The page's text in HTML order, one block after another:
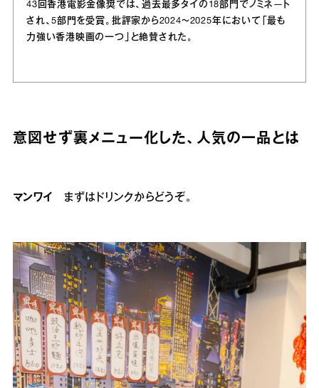
43回香港電影金像奨では、過去最多タイの18部門でノミネ―ト
され、5部門を受賞。批評家から2024～2025年において「最も
力強い香港映画の一つ」と絶賛された。
意図せず裏メニュー化した、人気の一品とは
マンワイ まずはドリンクからどうぞ。